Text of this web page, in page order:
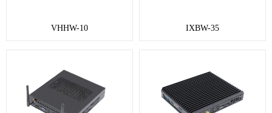
VHHW-10 IXBW-35